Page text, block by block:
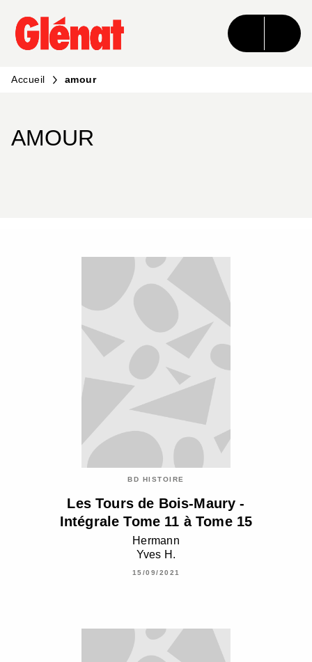
MENU RECHERCHE CONTENU
PIED DE PAGE
Accueil amour
AMOUR
BD HISTOIRE
Les Tours de Bois-Maury -
Intégrale Tome 11 à Tome 15
Hermann
Yves H.
15/09/2021